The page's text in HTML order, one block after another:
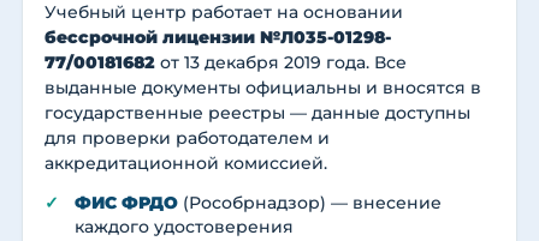
Учебный центр работает на основании
бессрочной лицензии №Л035-01298-
77/00181682 от 13 декабря 2019 года. Все
выданные документы официальны и вносятся в
государственные реестры — данные доступны
для проверки работодателем и
аккредитационной комиссией.
ФИС ФРДО (Рособрнадзор) — внесение
каждого удостоверения